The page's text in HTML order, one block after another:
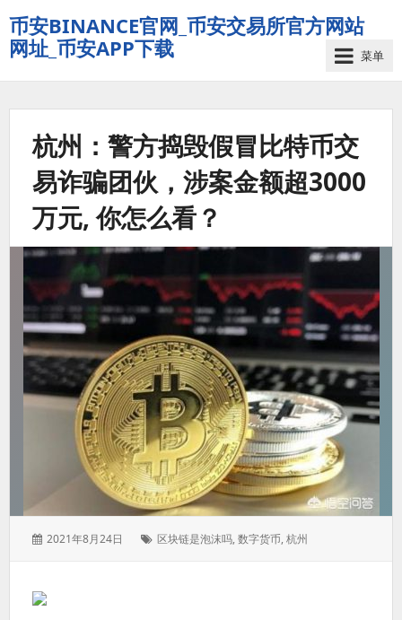
币安BINANCE官网_币安交易所官方网站
网址_币安APP下载
菜单
杭州：警方捣毁假冒比特币交
易诈骗团伙，涉案金额超3000
万元, 你怎么看？
发
2021年8月24日
标
区块链是泡沫吗,数字货币,杭州